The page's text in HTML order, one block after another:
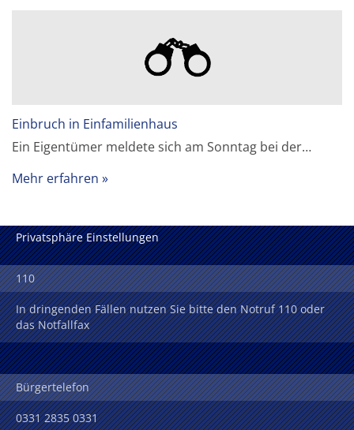
Einbruch in Einfamilienhaus
Ein Eigentümer meldete sich am Sonntag bei der…
Mehr erfahren
Privatsphäre Einstellungen
110
In dringenden Fällen nutzen Sie bitte den Notruf 110 oder
das Notfallfax
Bürgertelefon
0331 2835 0331